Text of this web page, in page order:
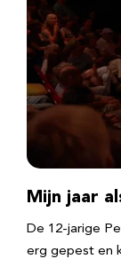
Mijn jaar
De 12-jarige
erg gepest en